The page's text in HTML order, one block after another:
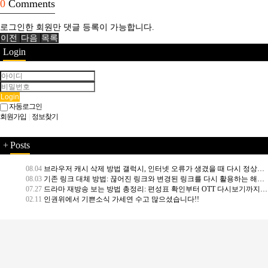
0 Comments
로그인한 회원만 댓글 등록이 가능합니다.
이전 다음 목록
Login
Login
자동로그인
회원가입
정보찾기
+Posts
08.04 브라우저 캐시 삭제 방법 갤럭시, 인터넷 오류가 생겼을 때 다시 정상화하는 방법
08.03 기존 링크 대체 방법: 끊어진 링크와 변경된 링크를 다시 활용하는 해결 가이드
07.27 드라마 재방송 보는 방법 총정리: 편성표 확인부터 OTT 다시보기까지 나에게 딱 필요한 주소모음
02.11 인권위에서 기쁜소식 가세연 수고 많으셨습니다!!